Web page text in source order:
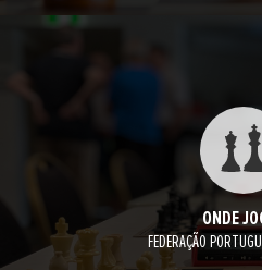
ONDE
FEDERAÇÃO